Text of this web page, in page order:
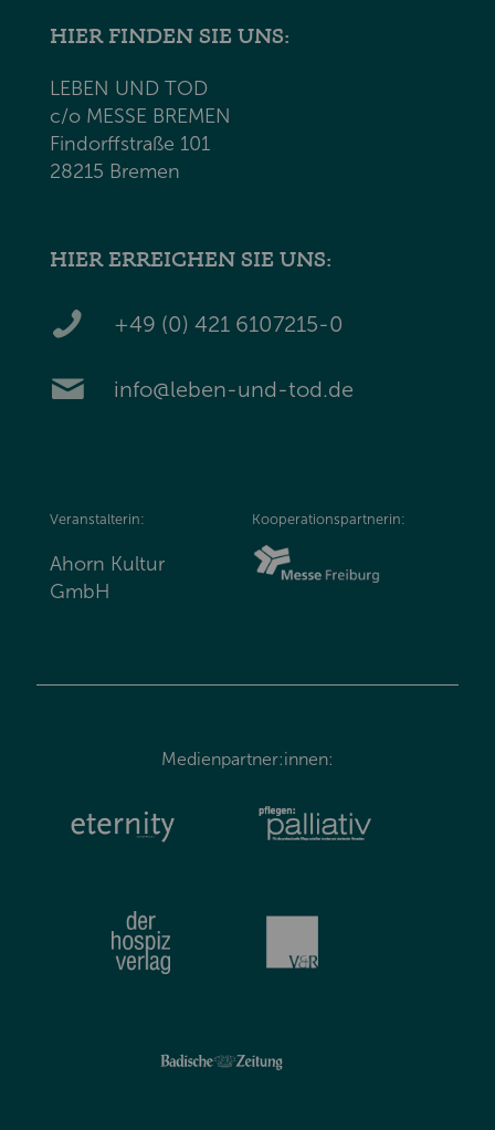
HIER FINDEN SIE UNS:
LEBEN UND TOD
c/o MESSE BREMEN
Findorffstraße 101
28215 Bremen
HIER ERREICHEN SIE UNS:
+49 (0) 421 6107215-0
info@leben-und-tod.de
Veranstalterin:
Ahorn Kultur
GmbH
Kooperationspartnerin:
Medienpartner:innen: